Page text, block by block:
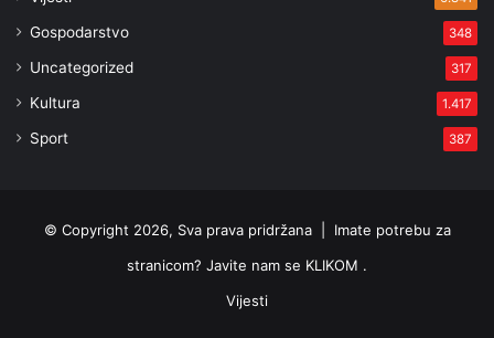
Gospodarstvo 348
Uncategorized 317
Kultura 1.417
Sport 387
© Copyright 2026, Sva prava pridržana | Imate potrebu za
stranicom? Javite nam se KLIKOM .
Vijesti